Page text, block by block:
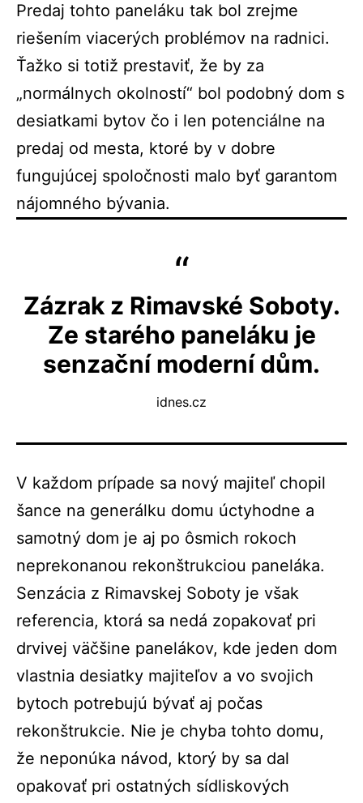
Predaj tohto paneláku tak bol zrejme
riešením viacerých problémov na radnici.
Ťažko si totiž prestaviť, že by za
„normálnych okolností“ bol podobný dom s
desiatkami bytov čo i len potenciálne na
predaj od mesta, ktoré by v dobre
fungujúcej spoločnosti malo byť garantom
nájomného bývania.
Zázrak z Rimavské Soboty.
Ze starého paneláku je
senzační moderní dům.
idnes.cz
V každom prípade sa nový majiteľ chopil
šance na generálku domu úctyhodne a
samotný dom je aj po ôsmich rokoch
neprekonanou rekonštrukciou paneláka.
Senzácia z Rimavskej Soboty je však
referencia, ktorá sa nedá zopakovať pri
drvivej väčšine panelákov, kde jeden dom
vlastnia desiatky majiteľov a vo svojich
bytoch potrebujú bývať aj počas
rekonštrukcie. Nie je chyba tohto domu,
že neponúka návod, ktorý by sa dal
opakovať pri ostatných sídliskových